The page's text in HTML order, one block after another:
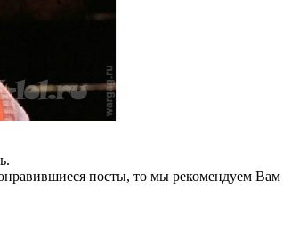
посты, то мы рекомендуем Вам